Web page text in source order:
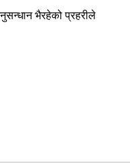
भैरहेको प्रहरीले